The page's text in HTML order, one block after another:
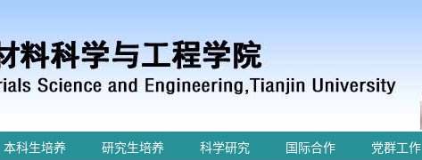
本科生培养 研究生培养 科学研究 国际合作 党群工作